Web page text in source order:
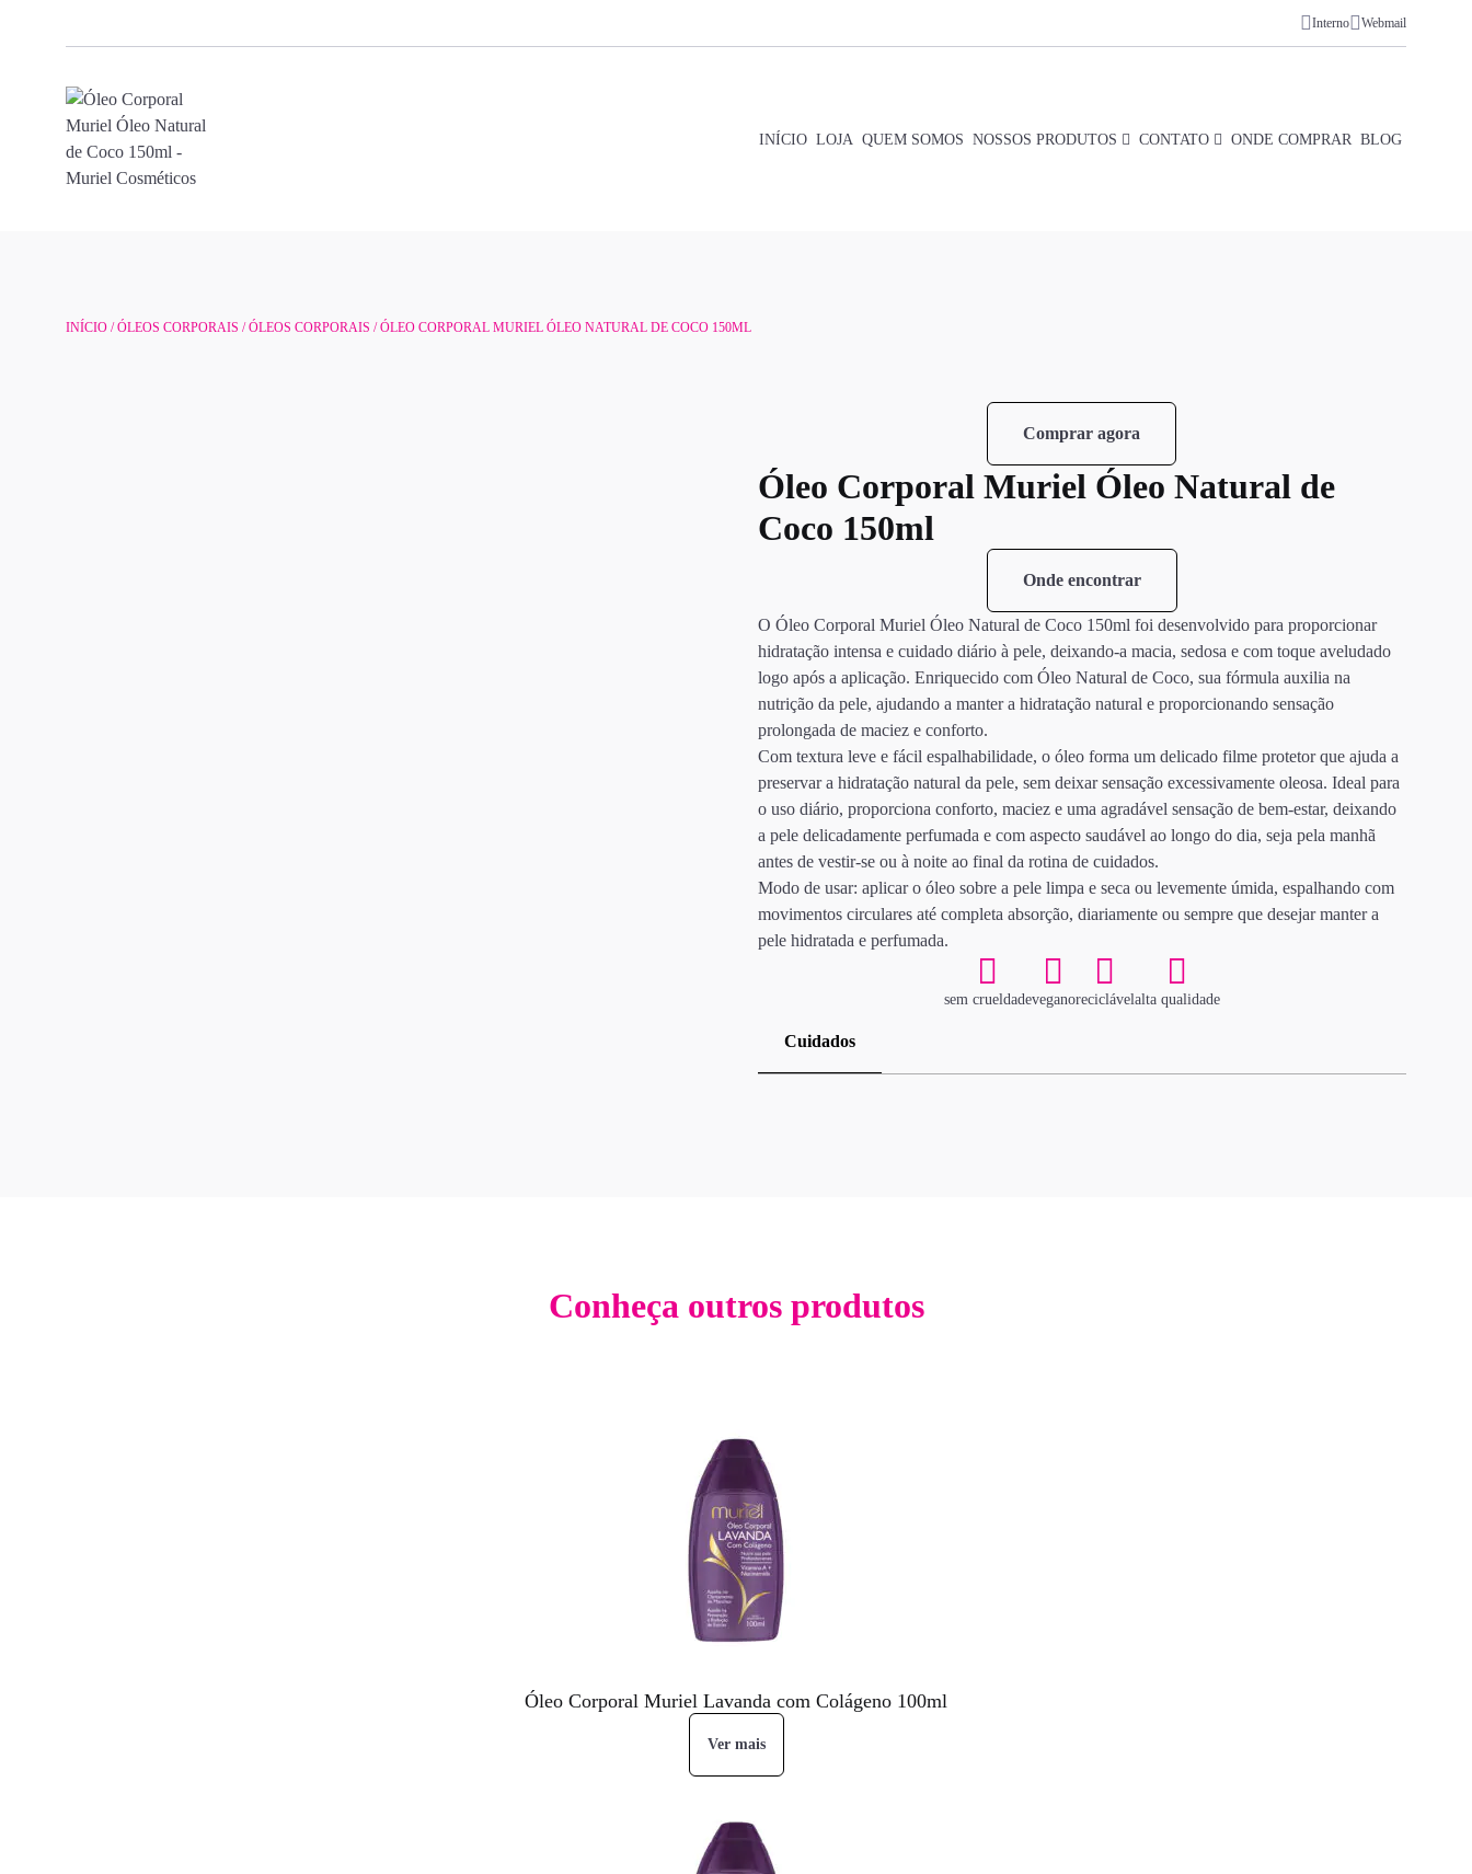
Interno Webmail
INÍCIO LOJA QUEM SOMOS NOSSOS PRODUTOS CONTATO ONDE COMPRAR BLOG
INÍCIO /ÓLEOS CORPORAIS /ÓLEOS CORPORAIS / ÓLEO CORPORAL MURIEL ÓLEO NATURAL DE COCO 150ML
Comprar agora
Óleo Corporal Muriel Óleo Natural de
Coco 150ml
Onde encontrar
O Óleo Corporal Muriel Óleo Natural de Coco 150ml foi desenvolvido para proporcionar
hidratação intensa e cuidado diário à pele, deixando-a macia, sedosa e com toque aveludado
logo após a aplicação. Enriquecido com Óleo Natural de Coco, sua fórmula auxilia na
nutrição da pele, ajudando a manter a hidratação natural e proporcionando sensação
prolongada de maciez e conforto.
Com textura leve e fácil espalhabilidade, o óleo forma um delicado filme protetor que ajuda a
preservar a hidratação natural da pele, sem deixar sensação excessivamente oleosa. Ideal para
o uso diário, proporciona conforto, maciez e uma agradável sensação de bem-estar, deixando
a pele delicadamente perfumada e com aspecto saudável ao longo do dia, seja pela manhã
antes de vestir-se ou à noite ao final da rotina de cuidados.
Modo de usar: aplicar o óleo sobre a pele limpa e seca ou levemente úmida, espalhando com
movimentos circulares até completa absorção, diariamente ou sempre que desejar manter a
pele hidratada e perfumada.
sem crueldadeveganoreciclávelalta qualidade
Cuidados
Conheça outros produtos
Óleo Corporal Muriel Lavanda com Colágeno 100ml
Ver mais